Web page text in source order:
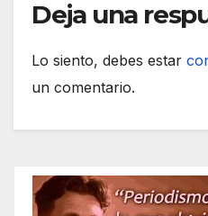
Deja una
Lo siento, debes estar
un comentario.